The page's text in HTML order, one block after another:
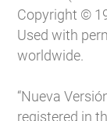
Copyright ©
Used with
worldwide.
“Nueva
registered in